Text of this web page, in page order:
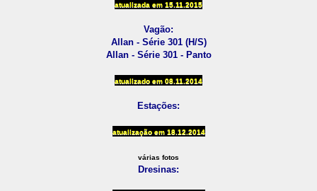
atualizada em 15.11.2015
Vagão:
Allan - Série 301 (H/S)
Allan - Série 301 - Panto
atualizado em 08 .11.2014
Estações:
atualização em18.12.2014
várias fotos
Dresinas: